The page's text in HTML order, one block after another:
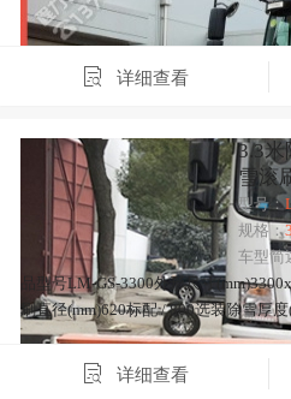
详细查看
3.3米
雪滚
型号：
规格：
车型简
品型号LM-GS-3300外形尺寸
刷直径(mm)620标配 / 800选装除雪厚度
详细查看